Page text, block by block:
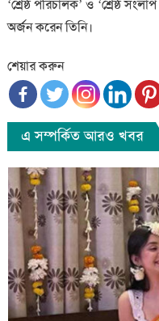
‘শ্রেষ্ঠ পরিচালক’ ও ‘শ্রেষ্ঠ
অর্জন করেন তিনি।
শেয়ার করুন
এ সম্পর্কিত আরও খবর